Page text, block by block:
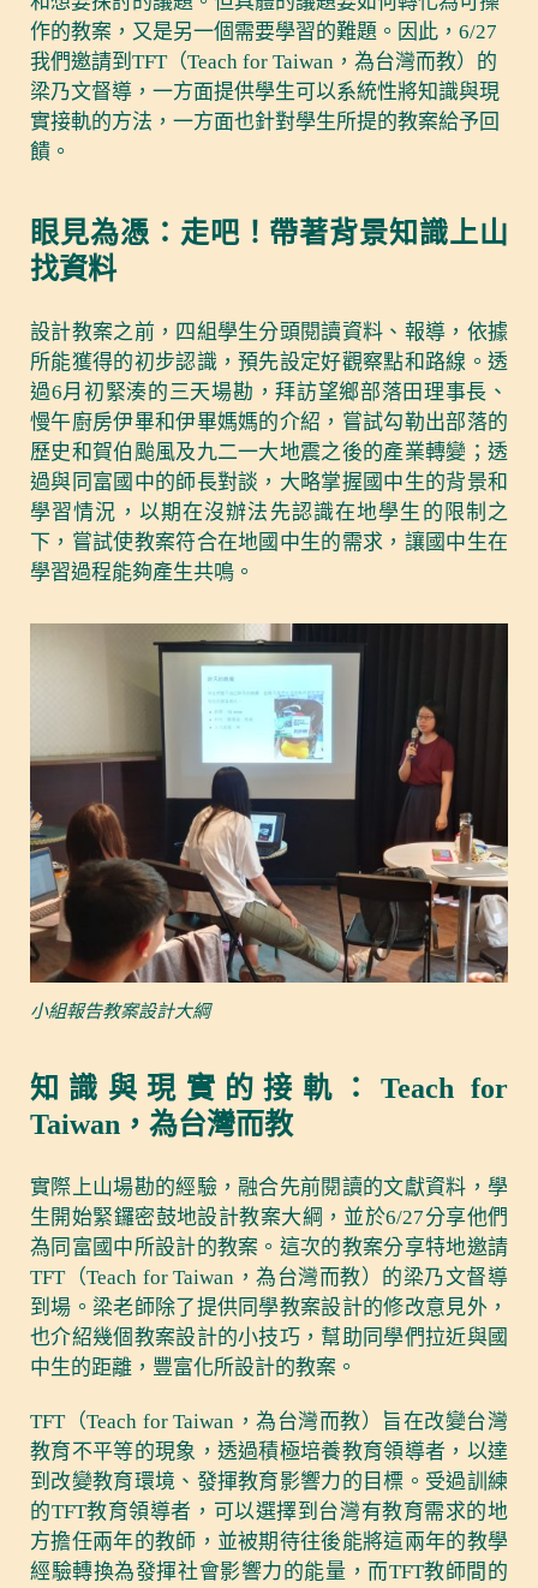
作的教案，又是另一個需要學習的難題。因此，6/27
我們邀請到TFT（Teach for Taiwan，為台灣而教）的
梁乃文督導，一方面提供學生可以系統性將知識與現
實接軌的方法，一方面也針對學生所提的教案給予回
饋。
眼見為憑：走吧！帶著背景知識上山
找資料
設計教案之前，四組學生分頭閱讀資料、報導，依據
所能獲得的初步認識，預先設定好觀察點和路線。透
過6月初緊湊的三天場勘，拜訪望鄉部落田理事長、
慢午廚房伊畢和伊畢媽媽的介紹，嘗試勾勒出部落的
歷史和賀伯颱風及九二一大地震之後的產業轉變；透
過與同富國中的師長對談，大略掌握國中生的背景和
學習情況，以期在沒辦法先認識在地學生的限制之
下，嘗試使教案符合在地國中生的需求，讓國中生在
學習過程能夠產生共鳴。
小組報告教案設計大綱
知識與現實的接軌：Teach for
Taiwan，為台灣而教
實際上山場勘的經驗，融合先前閱讀的文獻資料，學
生開始緊鑼密鼓地設計教案大綱，並於6/27分享他們
為同富國中所設計的教案。這次的教案分享特地邀請
TFT（Teach for Taiwan，為台灣而教）的梁乃文督導
到場。梁老師除了提供同學教案設計的修改意見外，
也介紹幾個教案設計的小技巧，幫助同學們拉近與國
中生的距離，豐富化所設計的教案。
TFT（Teach for Taiwan，為台灣而教）旨在改變台灣
教育不平等的現象，透過積極培養教育領導者，以達
到改變教育環境、發揮教育影響力的目標。受過訓練
的TFT教育領導者，可以選擇到台灣有教育需求的地
方擔任兩年的教師，並被期待往後能將這兩年的教學
經驗轉換為發揮社會影響力的能量，而TFT教師間的